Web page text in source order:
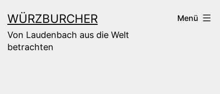
Inhalt
springen
WÜRZBURCHER
Von Laudenbach aus die Welt
betrachten
Menü